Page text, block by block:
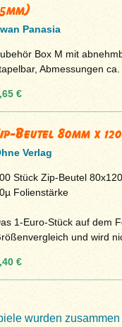
Panasia
Box M mit
Abmessungen ca.
€
Beutel 80mm x
Verlag
Stück Zip-Beutel
Folienstärke
1-Euro-Stück auf dem
und wird
€
wurden